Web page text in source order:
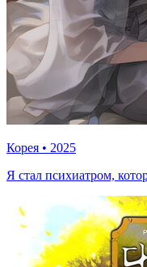
Корея • 2025
Я стал психиатром,